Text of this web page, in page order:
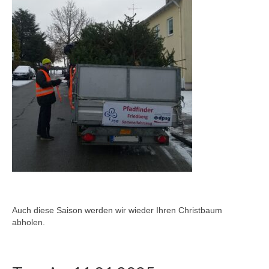
Jupfis
Pfadis
Rover
Leitungsteam
ISK
DPSG
Auch diese Saison werden wir wieder Ihren Christbaum
abholen.